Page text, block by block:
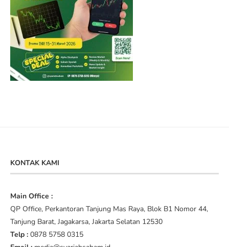
KONTAK KAMI
Main Office :
QP Office, Perkantoran Tanjung Mas Raya, Blok B1 Nomor 44,
Tanjung Barat, Jagakarsa, Jakarta Selatan 12530
Telp : 0878 5758 0315